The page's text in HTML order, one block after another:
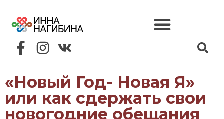
«Новый Год- Новая Я»
или как сдержать свои
новогодние обещания